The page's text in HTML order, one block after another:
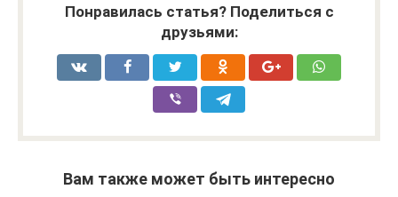
Понравилась статья? Поделиться с
друзьями:
Вам также может быть интересно